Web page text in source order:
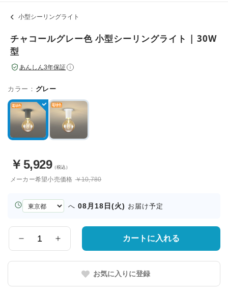
小型シーリングライト
チャコールグレー色 小型シーリングライト | 30W
型
あんしん3年保証 i
カラー： グレー
￥ 5,929（税込）
メーカー希望小売価格 ￥10,780
お
届
県
へ 08月18日(火) お届け予定
量
カートに入れる
お気に入りに登録